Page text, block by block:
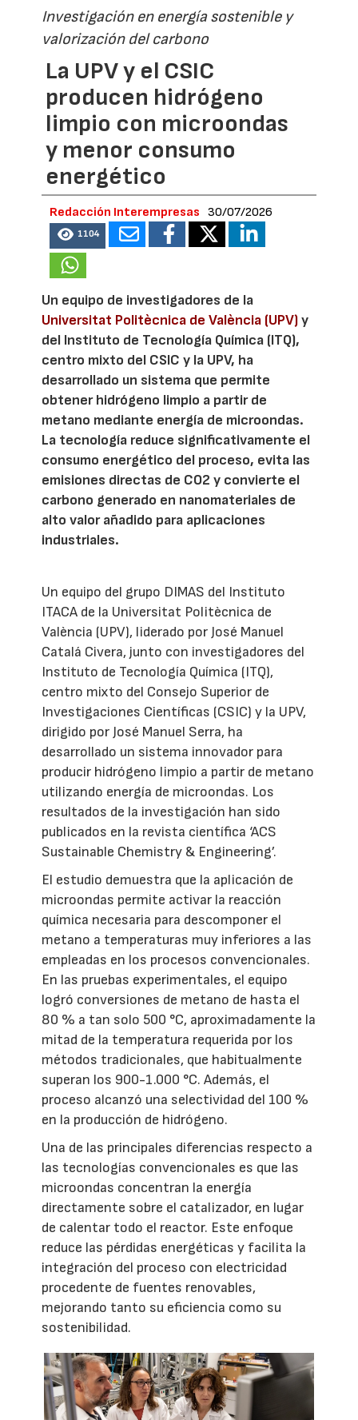
Investigación en energía sostenible y
valorización del carbono
La UPV y el CSIC
producen hidrógeno
limpio con microondas
y menor consumo
energético
Redacción Interempresas 30/07/2026
1104
Un equipo de investigadores de la
Universitat Politècnica de València (UPV)y
del Instituto de Tecnología Química (ITQ),
centro mixto del CSIC y la UPV, ha
desarrollado un sistema que permite
obtener hidrógeno limpio a partir de
metano mediante energía de microondas.
La tecnología reduce significativamente el
consumo energético del proceso, evita las
emisiones directas de CO2 y convierte el
carbono generado en nanomateriales de
alto valor añadido para aplicaciones
industriales.
Un equipo del grupo DIMAS del Instituto
ITACA de la Universitat Politècnica de
València (UPV), liderado por José Manuel
Catalá Civera, junto con investigadores del
Instituto de Tecnología Química (ITQ),
centro mixto del Consejo Superior de
Investigaciones Científicas (CSIC) y la UPV,
dirigido por José Manuel Serra, ha
desarrollado un sistema innovador para
producir hidrógeno limpio a partir de metano
utilizando energía de microondas. Los
resultados de la investigación han sido
publicados en la revista científica ‘ACS
Sustainable Chemistry & Engineering’.
El estudio demuestra que la aplicación de
microondas permite activar la reacción
química necesaria para descomponer el
metano a temperaturas muy inferiores a las
empleadas en los procesos convencionales.
En las pruebas experimentales, el equipo
logró conversiones de metano de hasta el
80 % a tan solo 500 °C, aproximadamente la
mitad de la temperatura requerida por los
métodos tradicionales, que habitualmente
superan los 900-1.000 °C. Además, el
proceso alcanzó una selectividad del 100 %
en la producción de hidrógeno.
Una de las principales diferencias respecto a
las tecnologías convencionales es que las
microondas concentran la energía
directamente sobre el catalizador, en lugar
de calentar todo el reactor. Este enfoque
reduce las pérdidas energéticas y facilita la
integración del proceso con electricidad
procedente de fuentes renovables,
mejorando tanto su eficiencia como su
sostenibilidad.